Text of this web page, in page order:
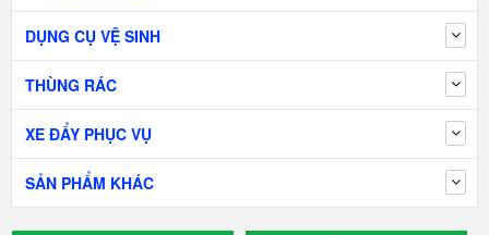
DỤNG CỤ VỆ SINH
THÙNG RÁC
XE ĐẨY PHỤC VỤ
SẢN PHẨM KHÁC